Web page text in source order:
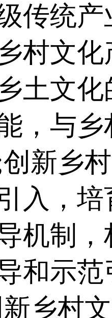
传统
村文
土文
，与
新乡
入，
机制
和示
乡村